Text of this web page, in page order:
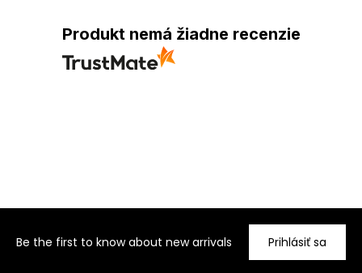
Produkt nemá žiadne recenzie
Be the first to know about new arrivals Prihlásiť sa